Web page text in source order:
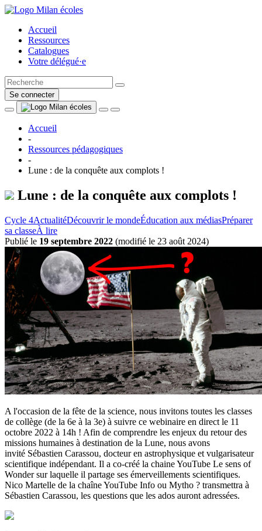
Accueil
Ressources
Catalogues
Votre délégué·e
Se connecter
Accueil
-
Ressources pédagogiques
-
Lune : de la conquête aux complots !
Lune : de la conquête aux complots !
Cycle 4ActualitéDécouvrir le mondeÉducation aux médiasPréparer
sa classeÀ lire
Publié le 19 septembre 2022 (modifié le 23 août 2024)
A l'occasion de la fête de la science, nous invitons toutes les classes
de collège (de la 6e à la 3e) à suivre ce webinaire en direct le 11
octobre 2022 à 14h ! Afin de comprendre les enjeux du retour des
missions humaines à destination de la Lune, nous avons
invité Sébastien Carassou, docteur en astrophysique et vulgarisateur
scientifique indépendant. Il a co-créé la chaine YouTube Le sens of
Wonder sur laquelle il partage ses émerveillements scientifiques.
Nico Martelle de la chaîne YouTube Info ou Mytho ? transmettra à
Sébastien Carassou, les questions que les ados auront adressées.